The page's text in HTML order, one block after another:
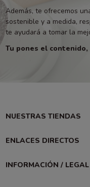
Además, te ofrecemos
sostenible y a medida,
te ayudará a tomar la
Tu pones el contenido,
NUESTRAS TIENDAS
ENLACES DIRECTOS
INFORMACIÓN / LEGAL